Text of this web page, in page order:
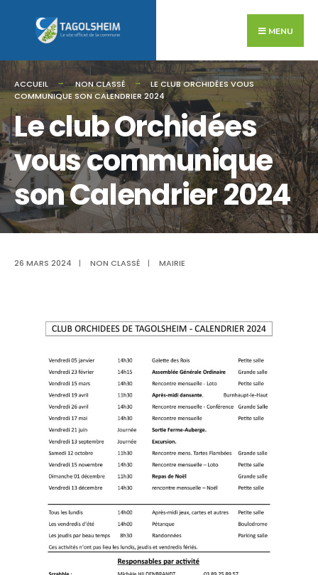
MENU
ACCUEIL NON CLASSÉ
LE CLUB ORCHIDÉES VOUS
COMMUNIQUE SON CALENDRIER 2024
Le club Orchidées
vous communique
son Calendrier 2024
26 MARS 2024 | NON CLASSÉ | MAIRIE
for: